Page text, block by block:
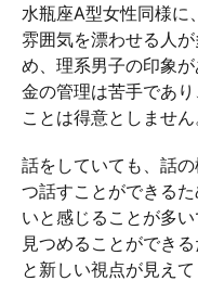
水瓶座A型女性同様に
雰囲気を漂わせる人
め、理系男子の印象
金の管理は苦手であ
ことは得意としません
話をしていても、話
つ話すことができる
いと感じることが多
見つめることができ
と新しい視点が見え